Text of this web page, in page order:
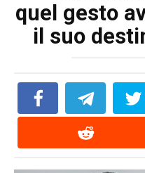
quel gesto
il suo